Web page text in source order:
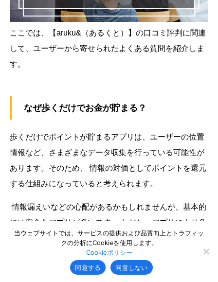
ここでは、【aruku&（あるくと）】の口コミ評判に関連
して、ユーザーから寄せられたよくある質問を紹介しま
す。
なぜ歩くだけでお金が貯まる？
歩くだけでポイントが貯まるアプリは、ユーザーの位置
情報など、さまざまなデータ収集を行っている可能性が
あります。そのため、 情報の対価としてポイントを還元
する仕組みになっていると考えられます。
情報漏えいなどの心配があるかもしれませんが、基本的
には安全なアプリが多いです。 ただし、アプリにより危
険度は異なるため、その点は注意しましょう。
当ウェブサイトでは、サービスの提供および品質向上とトラフィッ
クの分析にCookieを使用します。
Cookieポリシー
同意する
同意しない